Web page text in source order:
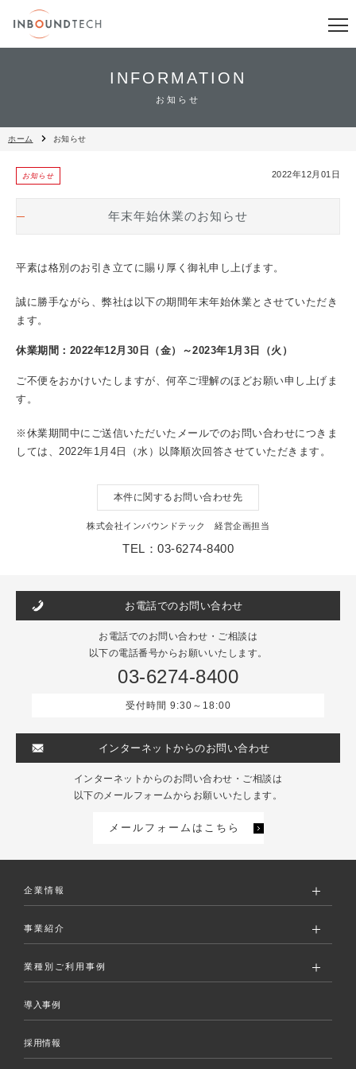
INFORMATION
お知らせ
ホーム お知らせ
お知らせ 2022年12月01日
年末年始休業のお知らせ
平素は格別のお引き立てに賜り厚く御礼申し上げます。
誠に勝手ながら、弊社は以下の期間年末年始休業とさせていただき
ます。
休業期間：2022年12月30日（金）～2023年1月3日（火）
ご不便をおかけいたしますが、何卒ご理解のほどお願い申し上げま
す。
※休業期間中にご送信いただいたメールでのお問い合わせにつきま
しては、2022年1月4日（水）以降順次回答させていただきます。
本件に関するお問い合わせ先
株式会社インバウンドテック 経営企画担当
TEL：03-6274-8400
お電話でのお問い合わせ
お電話でのお問い合わせ・ご相談は
以下の電話番号からお願いいたします。
受付時間 9:30～18:00
03-6274-8400
インターネットからのお問い合わせ
インターネットからのお問い合わせ・ご相談は
以下のメールフォームからお願いいたします。
メールフォームはこちら
企業情報
事業紹介
業種別ご利用事例
導入事例
採用情報